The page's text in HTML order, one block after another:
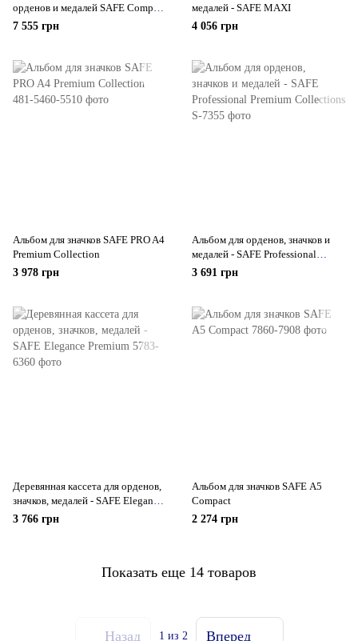
орденов и медалей SAFE Compact
А4
7 555 грн
медалей - SAFE MAXI
4 056 грн
Альбом для значков SAFE PRO A4
Premium Collection
3 978 грн
Альбом для орденов, значков и
медалей - SAFE Professional
Premium Collections
3 691 грн
Деревянная кассета для орденов,
значков, медалей - SAFE Elegance
Premium
3 766 грн
Альбом для значков SAFE А5
Compact
2 274 грн
Показать еще 14 товаров
Назад 1 из 2 Вперед